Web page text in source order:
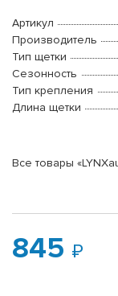
Артикул
Производитель
Тип щетки
Сезонность
Тип крепления
Длина щетки
Все товары
845